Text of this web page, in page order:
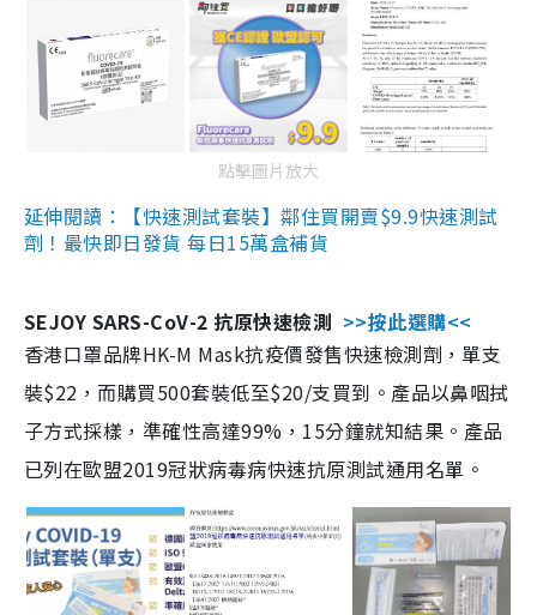
點擊圖片放大
延伸閱讀：【快速測試套裝】鄰住買開賣$9.9快速測試
劑！最快即日發貨 每日15萬盒補貨
SEJOY SARS-CoV-2 抗原快速檢測 >>按此選購<<
香港口罩品牌HK-M Mask抗疫價發售快速檢測劑，單支
裝$22，而購買500套裝低至$20/支買到。產品以鼻咽拭
子方式採樣，準確性高達99%，15分鐘就知結果。產品
已列在歐盟2019冠狀病毒病快速抗原測試通用名單。